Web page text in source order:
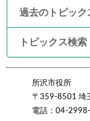
過去のトピック
トピックス検索
所沢市役所
〒359-8501 埼
電話：04-